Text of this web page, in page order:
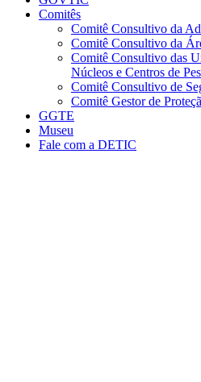
Comitês
Comitê Consultivo da
Comitê Consultivo da
Comitê Consultivo das
Núcleos e Centros de
Comitê Consultivo de
Comitê Gestor de
GGTE
Museu
Fale com a DETIC